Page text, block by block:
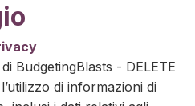
BudgetingBlasts - DELETE
di informazioni di